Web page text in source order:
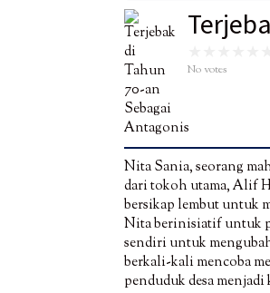
No votes
Nita Sania, seorang
dari tokoh utama, Alif
bersikap lembut untuk
Nita berinisiatif untuk
sendiri untuk
berkali-kali mencoba
penduduk desa